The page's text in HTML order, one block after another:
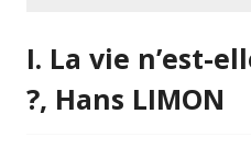
I. La vie n’est-
?, Hans LIMON